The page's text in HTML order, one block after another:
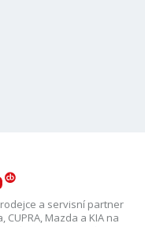
a servisní partner
Mazda a KIA na